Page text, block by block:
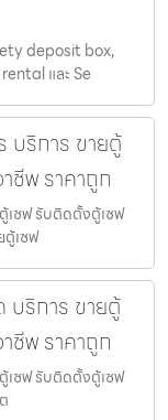
deposit box,
และ Se
บริการ ขายตู้
ชีพ ราคาถูก
เซฟ รับติดตั้งตู้เซฟ
เซฟ
บริการ ขายตู้
ชีพ ราคาถูก
เซฟ รับติดตั้งตู้เซฟ